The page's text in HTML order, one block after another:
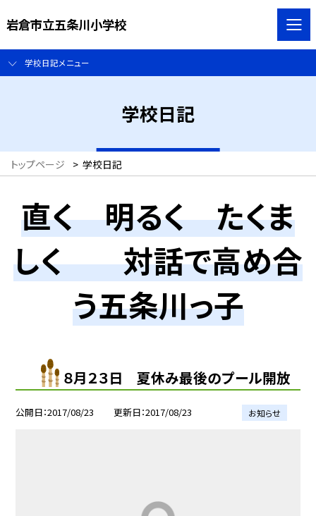
岩倉市立五条川小学校
学校日記メニュー
学校日記
トップページ > 学校日記
直く 明るく たくま
しく 対話で高め合
う五条川っ子
８月２３日 夏休み最後のプール開放
公開日 2017/08/23 更新日 2017/08/23 お知らせ